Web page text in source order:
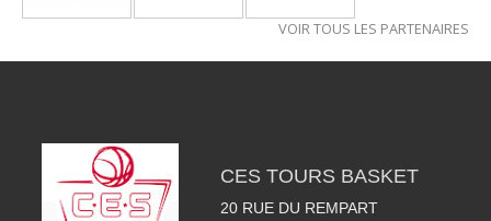
VOIR TOUS LES PARTENAIRES
CES TOURS BASKET
20 RUE DU REMPART